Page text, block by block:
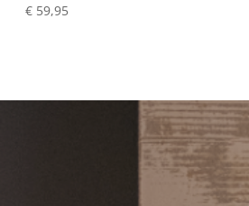
€59,95